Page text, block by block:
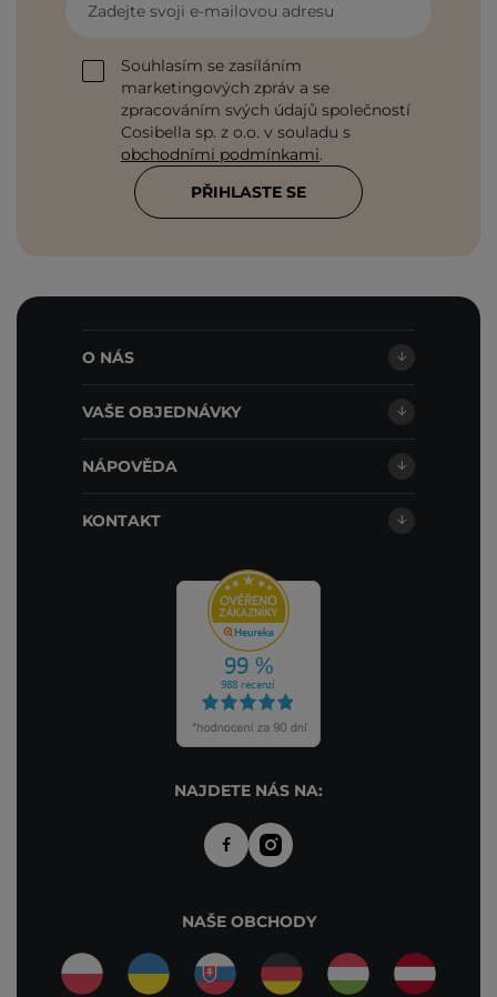
Zadejte svoji e-mailovou adresu
Souhlasím se zasíláním
marketingových zpráv a se
zpracováním svých údajů společností
Cosibella sp. z o.o. v souladu s
obchodními podmínkami.
PŘIHLASTE SE
O NÁS
VAŠE OBJEDNÁVKY
NÁPOVĚDA
KONTAKT
NAJDETE NÁS NA:
NAŠE OBCHODY